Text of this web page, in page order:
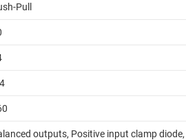
Pull
outputs, Positive input clamp diode,